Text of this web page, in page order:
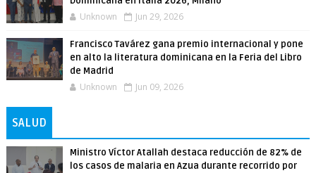
Unknown Jun 29, 2026
Francisco Tavárez gana premio internacional y pone
en alto la literatura dominicana en la Feria del Libro
de Madrid
Unknown Jun 09, 2026
SALUD
Ministro Víctor Atallah destaca reducción de 82% de
los casos de malaria en Azua durante recorrido por